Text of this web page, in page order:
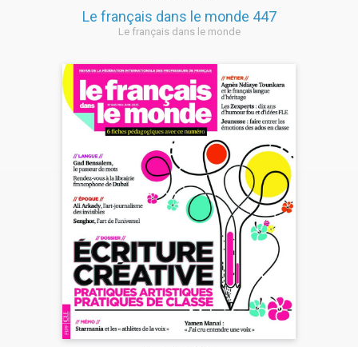
Le français dans le monde 447
Le français dans le monde